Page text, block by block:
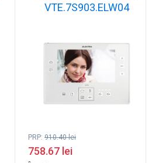
VTE.7S903.ELW04
PRP: 910.40lei
758.67 lei